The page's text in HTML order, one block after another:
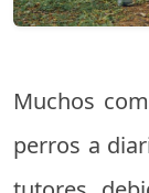
Muchos
perros a